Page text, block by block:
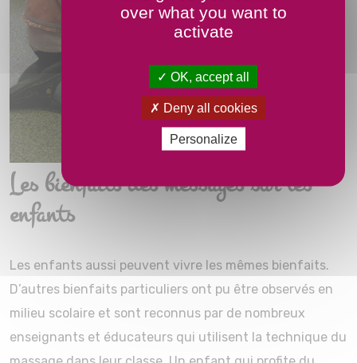
Les bienfaits des messages sur les
enfants
Les enfants aussi peuvent vivre les mêmes bienfaits.
D’autres bienfaits particuliers ont pu être observés en
milieu scolaire et sont reconnus par de nombreux
enseignants et éducateurs qui utilisent la technique du
over what you want to
activate
OK, accept all
Deny all cookies
Personalize